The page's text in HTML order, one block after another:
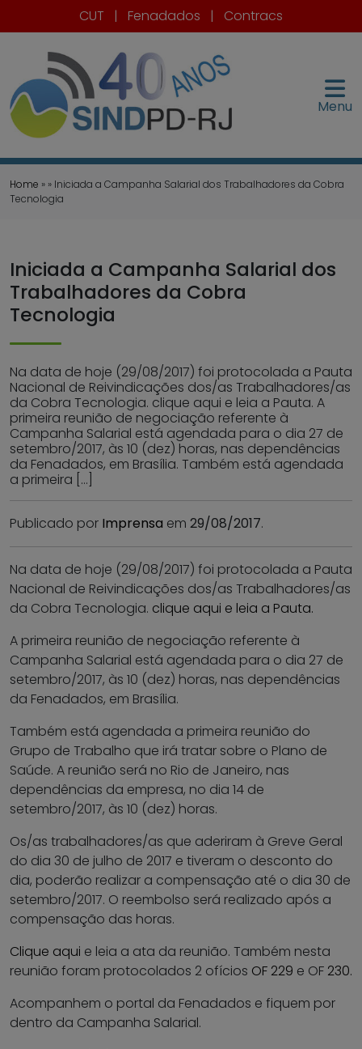
CUT | Fenadados | Contracs
Menu
Home » » Iniciada a Campanha Salarial dos Trabalhadores da Cobra
Tecnologia
Iniciada a Campanha Salarial dos
Trabalhadores da Cobra
Tecnologia
Na data de hoje (29/08/2017) foi protocolada a Pauta
Nacional de Reivindicações dos/as Trabalhadores/as
da Cobra Tecnologia. clique aqui e leia a Pauta. A
primeira reunião de negociação referente à
Campanha Salarial está agendada para o dia 27 de
setembro/2017, às 10 (dez) horas, nas dependências
da Fenadados, em Brasília. Também está agendada
a primeira […]
Publicado por Imprensa em 29/08/2017.
Na data de hoje (29/08/2017) foi protocolada a Pauta
Nacional de Reivindicações dos/as Trabalhadores/as
da Cobra Tecnologia. clique aqui e leia a Pauta.
A primeira reunião de negociação referente à
Campanha Salarial está agendada para o dia 27 de
setembro/2017, às 10 (dez) horas, nas dependências
da Fenadados, em Brasília.
Também está agendada a primeira reunião do
Grupo de Trabalho que irá tratar sobre o Plano de
Saúde. A reunião será no Rio de Janeiro, nas
dependências da empresa, no dia 14 de
setembro/2017, às 10 (dez) horas.
Os/as trabalhadores/as que aderiram à Greve Geral
do dia 30 de julho de 2017 e tiveram o desconto do
dia, poderão realizar a compensação até o dia 30 de
setembro/2017. O reembolso será realizado após a
compensação das horas.
Clique aqui e leia a ata da reunião. Também nesta
reunião foram protocolados 2 ofícios OF 229 e OF 230.
Acompanhem o portal da Fenadados e fiquem por
dentro da Campanha Salarial.